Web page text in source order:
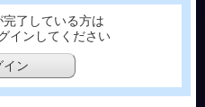
了している方は
インしてください
イン